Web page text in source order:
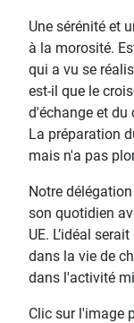
Une sérénité et
à la morosité.
qui a vu se
est-il que le
d'échange et du
La préparation
mais n'a pas
Notre
son quotidien
UE. L’idéal
dans la vie de
dans l'activité
Clic sur l'image